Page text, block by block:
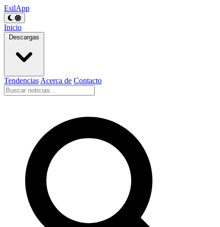
EsilApp
Inicio
Descargas
Tendencias Acerca de Contacto